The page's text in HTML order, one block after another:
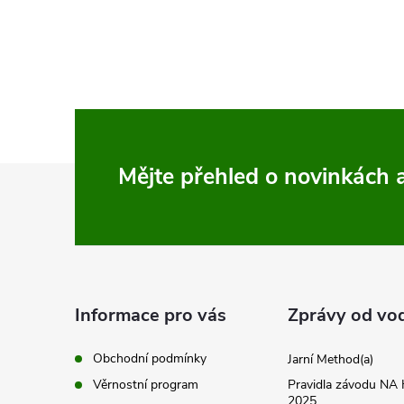
p
v
k
y
Mějte přehled o novinkách
Informace pro vás
Obchodní podmínky
Věrnostní program
Zprávy od
Jarní Method(a)
Pravidla závodu NA
2025